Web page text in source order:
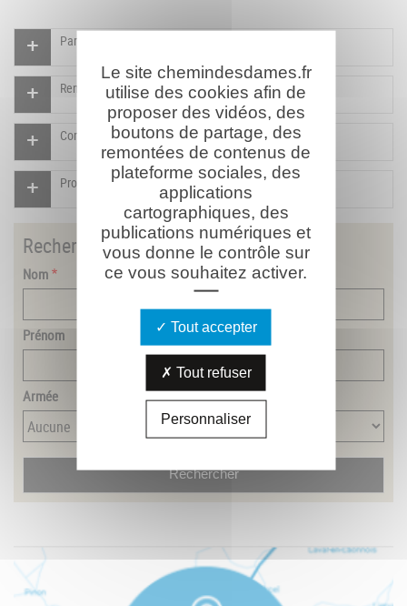
Participer à l'indexation du Mémorial virtuel
Rendre un hommage pour ce combattant
Compléter la fiche pour ce combattant
Proposer un document pour ce combattant
Rechercherun combattant
Nom
Prénom
Armée
Le site chemindesdames.fr
utilise des cookies afin de
proposer des vidéos, des
boutons de partage, des
remontées de contenus de
plateforme sociales, des
applications
cartographiques, des
publications numériques et
vous donne le contrôle sur
ce vous souhaitez activer.
Tout accepter
Tout refuser
Personnaliser